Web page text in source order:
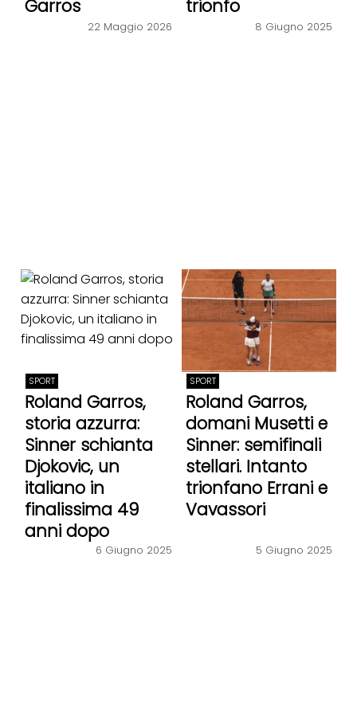
Garros
22 Maggio 2026
trionfo
8 Giugno 2025
SPORT
Roland Garros,
storia azzurra:
Sinner schianta
Djokovic, un
italiano in
finalissima 49
anni dopo
6 Giugno 2025
SPORT
Roland Garros,
domani Musetti e
Sinner: semifinali
stellari. Intanto
trionfano Errani e
Vavassori
5 Giugno 2025